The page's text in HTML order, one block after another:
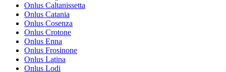
Onlus Caltanissetta
Onlus Catania
Onlus Cosenza
Onlus Crotone
Onlus Enna
Onlus Frosinone
Onlus Latina
Onlus Lodi